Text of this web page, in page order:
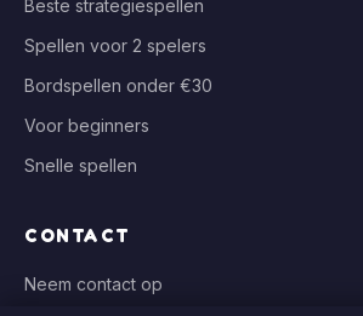
Beste strategiespellen
Spellen voor 2 spelers
Bordspellen onder €30
Voor beginners
Snelle spellen
CONTACT
Neem contact op